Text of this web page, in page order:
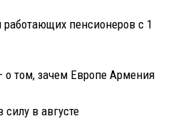
пенсионеров с 1
том, зачем Европе Армения
в августе